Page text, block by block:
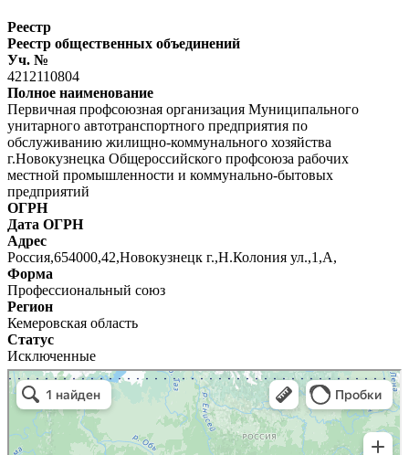
Реестр
Реестр общественных объединений
Уч. №
4212110804
Полное наименование
Первичная профсоюзная организация Муниципального
унитарного автотранспортного предприятия по
обслуживанию жилищно-коммунального хозяйства
г.Новокузнецка Общероссийского профсоюза рабочих
местной промышленности и коммунально-бытовых
предприятий
ОГРН
Дата ОГРН
Адрес
Россия,654000,42,Новокузнецк г.,Н.Колония ул.,1,А,
Форма
Профессиональный союз
Регион
Кемеровская область
Статус
Исключенные